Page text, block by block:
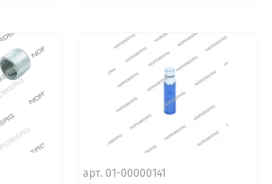
арт. 01-00000141